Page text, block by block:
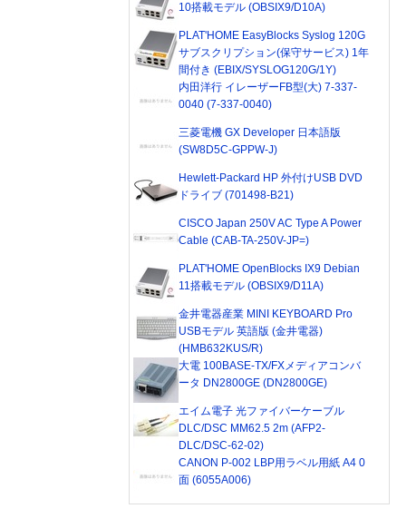
10搭載モデル (OBSIX9/D10A)
PLAT'HOME EasyBlocks Syslog 120G
サブスクリプション(保守サービス) 1年
間付き (EBIX/SYSLOG120G/1Y)
内田洋行 イレーザーFB型(大) 7-337-
0040 (7-337-0040)
三菱電機 GX Developer 日本語版
(SW8D5C-GPPW-J)
Hewlett-Packard HP 外付けUSB DVD
ドライブ (701498-B21)
CISCO Japan 250V AC Type A Power
Cable (CAB-TA-250V-JP=)
PLAT'HOME OpenBlocks IX9 Debian
11搭載モデル (OBSIX9/D11A)
金井電器産業 MINI KEYBOARD Pro
USBモデル 英語版 (金井電器)
(HMB632KUS/R)
大電 100BASE-TX/FXメディアコンバ
ータ DN2800GE (DN2800GE)
エイム電子 光ファイバーケーブル
DLC/DSC MM62.5 2m (AFP2-
DLC/DSC-62-02)
CANON P-002 LBP用ラベル用紙 A4 0
面 (6055A006)